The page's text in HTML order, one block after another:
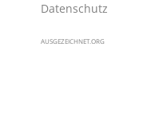
Datenschutz
AUSGEZEICHNET.ORG